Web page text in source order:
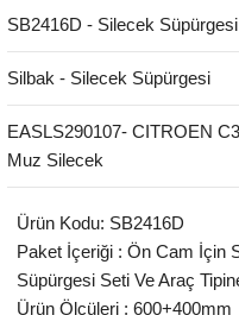
SB2416D - Silecek Süpürgesi
Silbak - Silecek Süpürgesi
EASLS290107- CITROEN
Muz Silecek
Ürün Kodu: SB2416D
Paket İçeriği : Ön Cam İçin
Süpürgesi Seti Ve Araç
Ürün Ölçüleri : 600+400mm